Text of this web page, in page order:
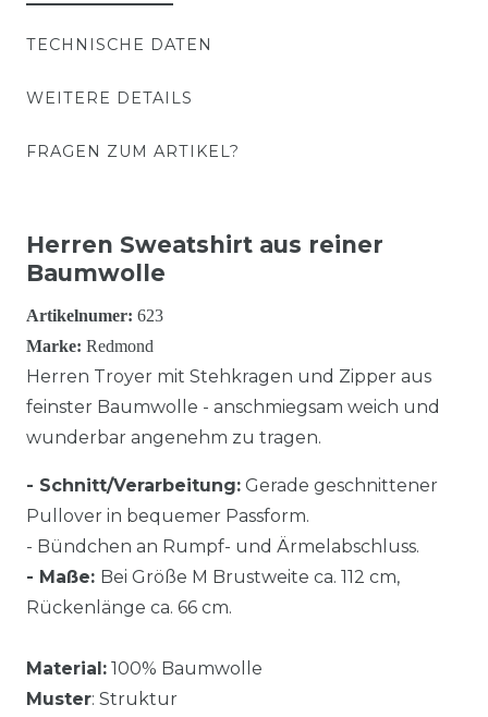
TECHNISCHE DATEN
WEITERE DETAILS
FRAGEN ZUM ARTIKEL?
Herren Sweatshirt aus reiner
Baumwolle
Artikelnumer: 623
Marke: Redmond
Herren Troyer mit Stehkragen und Zipper aus
feinster Baumwolle - anschmiegsam weich und
wunderbar angenehm zu tragen.
- Schnitt/Verarbeitung: Gerade geschnittener
Pullover in bequemer Passform.
- Bündchen an Rumpf- und Ärmelabschluss.
- Maße: Bei Größe M Brustweite ca. 112 cm,
Rückenlänge ca. 66 cm.
Material: 100% Baumwolle
Muster: Struktur